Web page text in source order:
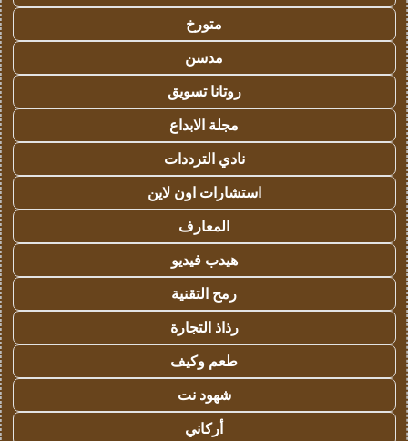
متورخ
مدسن
روتانا تسويق
مجلة الابداع
نادي الترددات
استشارات اون لاين
المعارف
هيدب فيديو
رمح التقنية
رذاذ التجارة
طعم وكيف
شهود نت
أركاني